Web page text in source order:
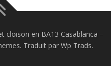
cloison en BA13 Casablanca –
Traduit par Wp Trads.